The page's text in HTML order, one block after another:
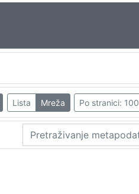
Lista Mreža Po stranici: 100